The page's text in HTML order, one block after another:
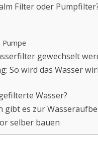
Filter oder
gewechselt
So wird das Wasser
Wasser?
gibt es zur
selber bauen